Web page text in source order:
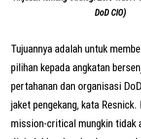
DoD CIO)
Tujuannya adalah untuk
pilihan kepada angkatan
pertahanan dan organisasi
jaket pengekang, kata
mission-critical mungkin tidak